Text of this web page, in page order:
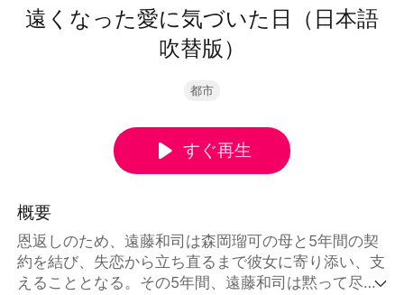
遠くなった愛に気づいた日（日本語
吹替版）
都市
すぐ再生
概要
恩返しのため、遠藤和司は森岡瑠可の母と5年間の契
約を結び、失恋から立ち直るまで彼女に寄り添い、支
えることとなる。その5年間、遠藤和司は黙って尽く